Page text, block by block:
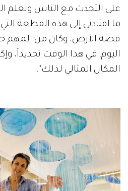
على التحدث مع الناس وتعلم
ما اقتادني إلى هذه القطعة
قصة الأرض، وكان من المهم
المكان المثالي لذلك".